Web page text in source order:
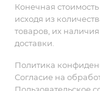
Конечная
исходя из
товаров, их
доставки.
Политика
Согласие на